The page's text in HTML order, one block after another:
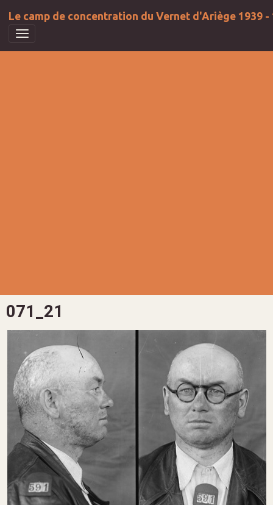
Le camp de concentration du Vernet d'Ariège 1939 -
071_21